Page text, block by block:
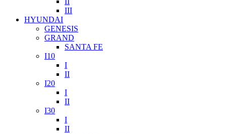
III
HYUNDAI
GENESIS
GRAND
SANTA FE
I10
I
II
I20
I
II
I30
I
II